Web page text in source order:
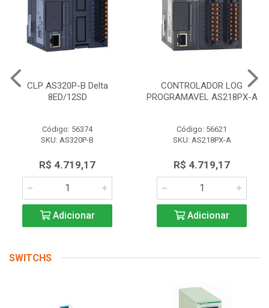
CLP AS320P-B Delta
8ED/12SD
Código: 56374
SKU: AS320P-B
R$ 4.719,17
Adicionar
CONTROLADOR LOG
PROGRAMAVEL AS218PX-A
Código: 56621
SKU: AS218PX-A
R$ 4.719,17
Adicionar
SWITCHS